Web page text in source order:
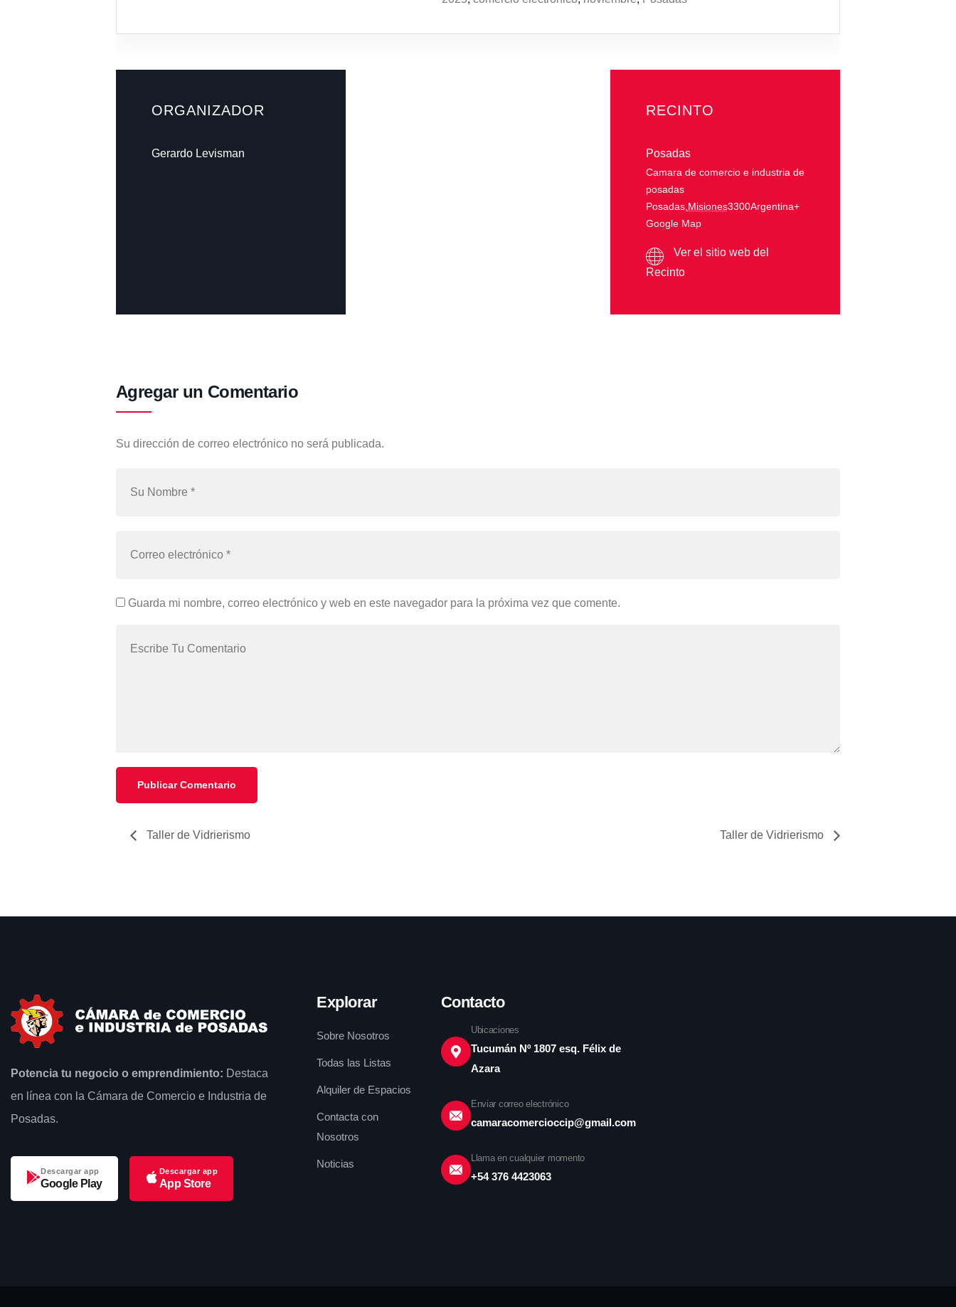
ORGANIZADOR
Gerardo Levisman
RECINTO
Posadas
Camara de comercio e industria de
posadas
Posadas, Misiones3300Argentina+
Google Map
Ver el sitio web del
Recinto
Agregar un Comentario
Su dirección de correo electrónico no será publicada.
Guarda mi nombre, correo electrónico y web en este navegador para la próxima vez que comente.
Taller de Vidrierismo Taller de Vidrierismo
Potencia tu negocio o emprendimiento: Destaca
en línea con la Cámara de Comercio e Industria de
Posadas.
Descargar app
Google Play
Descargar app
App Store
Explorar
Sobre Nosotros
Todas las Listas
Alquiler de Espacios
Contacta con
Nosotros
Noticias
Contacto
Ubicaciones
Tucumán Nº 1807 esq. Félix de
Azara
Enviar correo electrónico
camaracomercioccip@gmail.com
Llama en cualquier momento
+54 376 4423063